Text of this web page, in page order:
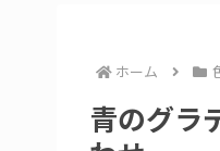
ホーム
青のグラ